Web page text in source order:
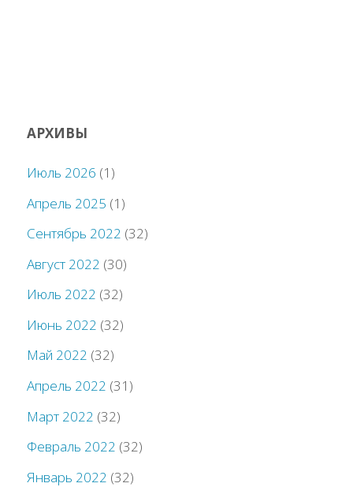
АРХИВЫ
Июль 2026 (1)
Апрель 2025 (1)
Сентябрь 2022 (32)
Август 2022 (30)
Июль 2022 (32)
Июнь 2022 (32)
Май 2022 (32)
Апрель 2022 (31)
Март 2022 (32)
Февраль 2022 (32)
Январь 2022 (32)